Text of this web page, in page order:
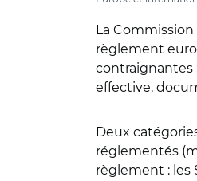
La
règlement
contraignantes
effective,
Deux
réglementés
règlement : les